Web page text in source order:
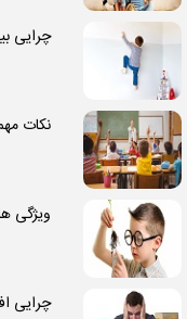
چرایی
نکات
ویژگی
چرایی